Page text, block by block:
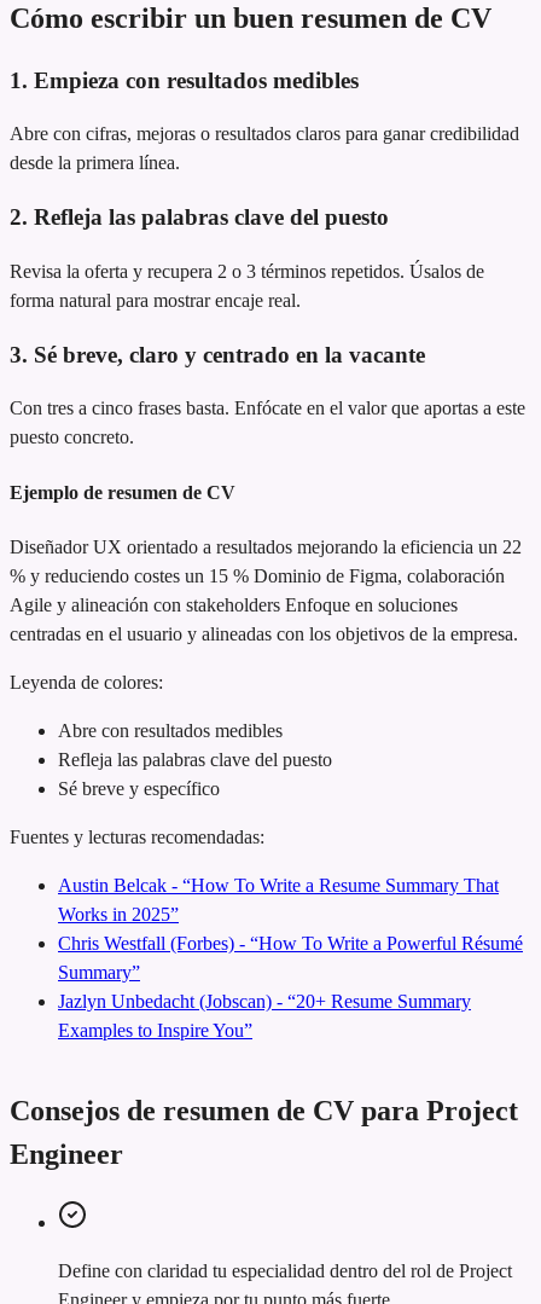
Cómo escribir un buen resumen de CV
1. Empieza con resultados medibles
Abre con cifras, mejoras o resultados claros para ganar credibilidad
desde la primera línea.
2. Refleja las palabras clave del puesto
Revisa la oferta y recupera 2 o 3 términos repetidos. Úsalos de
forma natural para mostrar encaje real.
3. Sé breve, claro y centrado en la vacante
Con tres a cinco frases basta. Enfócate en el valor que aportas a este
puesto concreto.
Ejemplo de resumen de CV
Diseñador UX orientado a resultados mejorando la eficiencia un 22
% y reduciendo costes un 15 % Dominio de Figma, colaboración
Agile y alineación con stakeholders Enfoque en soluciones
centradas en el usuario y alineadas con los objetivos de la empresa.
Leyenda de colores:
Abre con resultados medibles
Refleja las palabras clave del puesto
Sé breve y específico
Fuentes y lecturas recomendadas:
Austin Belcak - “How To Write a Resume Summary That
Works in 2025”
Chris Westfall (Forbes) - “How To Write a Powerful Résumé
Summary”
Jazlyn Unbedacht (Jobscan) - “20+ Resume Summary
Examples to Inspire You”
Consejos de resumen de CV para Project
Engineer
Define con claridad tu especialidad dentro del rol de Project
Engineer y empieza por tu punto más fuerte.